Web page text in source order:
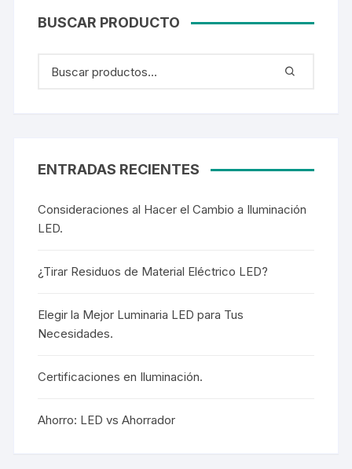
BUSCAR PRODUCTO
ENTRADAS RECIENTES
Consideraciones al Hacer el Cambio a Iluminación
LED.
¿Tirar Residuos de Material Eléctrico LED?
Elegir la Mejor Luminaria LED para Tus
Necesidades.
Certificaciones en Iluminación.
Ahorro: LED vs Ahorrador